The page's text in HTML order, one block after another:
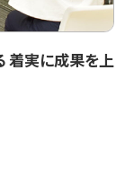
着実に成果を上